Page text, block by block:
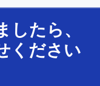
したら、
ください